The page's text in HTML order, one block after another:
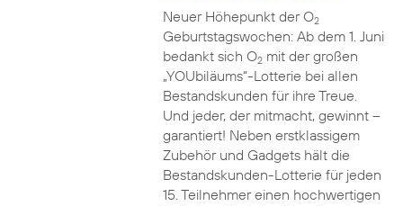
Neuer Höhepunkt der O2
Geburtstagswochen: Ab dem 1. Juni
bedankt sich O2mit der großen
„YOUbiläums“-Lotterie bei allen
Bestandskunden für ihre Treue.
Und jeder, der mitmacht, gewinnt –
garantiert! Neben erstklassigem
Zubehör und Gadgets hält die
Bestandskunden-Lotterie für jeden
15. Teilnehmer einen hochwertigen